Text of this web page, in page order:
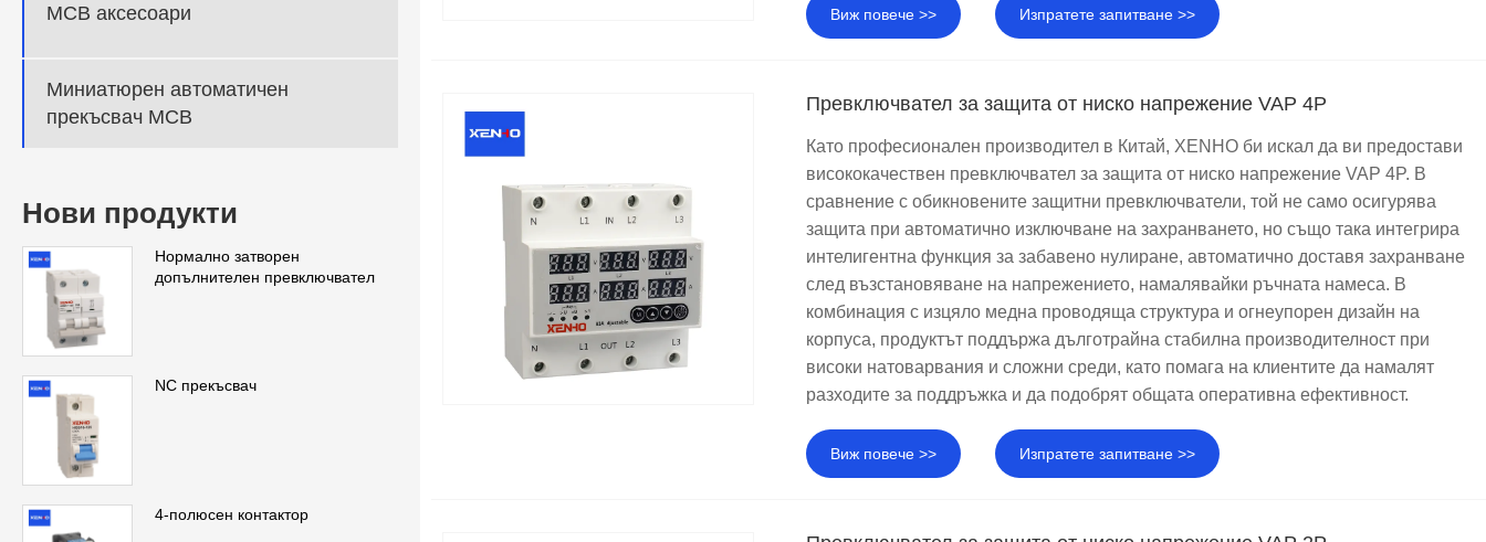
MCB аксесоари
Миниатюрен автоматичен
прекъсвач MCB
Нови продукти
Нормално затворен
допълнителен превключвател
NC прекъсвач
4-полюсен контактор
Виж повече >> Изпратете запитване >>
Превключвател за защита от ниско напрежение VAP 4P
Като професионален производител в Китай, XENHO би искал да ви предостави
висококачествен превключвател за защита от ниско напрежение VAP 4P. В
сравнение с обикновените защитни превключватели, той не само осигурява
защита при автоматично изключване на захранването, но също така интегрира
интелигентна функция за забавено нулиране, автоматично доставя захранване
след възстановяване на напрежението, намалявайки ръчната намеса. В
комбинация с изцяло медна проводяща структура и огнеупорен дизайн на
корпуса, продуктът поддържа дълготрайна стабилна производителност при
високи натоварвания и сложни среди, като помага на клиентите да намалят
разходите за поддръжка и да подобрят общата оперативна ефективност.
Виж повече >> Изпратете запитване >>